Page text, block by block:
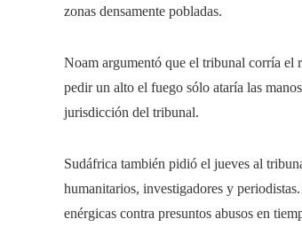
zonas densamente pobladas.
Noam argumentó que el tribunal corría el
pedir un alto el fuego sólo ataría las
jurisdicción del tribunal.
Sudáfrica también pidió el jueves al
humanitarios, investigadores y
enérgicas contra presuntos abusos en